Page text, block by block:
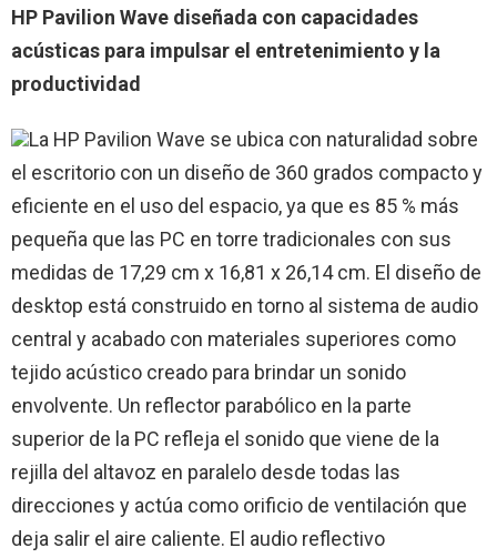
HP Pavilion Wave diseñada con capacidades
acústicas para impulsar el entretenimiento y la
productividad
La HP Pavilion Wave se ubica con naturalidad sobre
el escritorio con un diseño de 360 grados compacto y
eficiente en el uso del espacio, ya que es 85 % más
pequeña que las PC en torre tradicionales con sus
medidas de 17,29 cm x 16,81 x 26,14 cm. El diseño de
desktop está construido en torno al sistema de audio
central y acabado con materiales superiores como
tejido acústico creado para brindar un sonido
envolvente. Un reflector parabólico en la parte
superior de la PC refleja el sonido que viene de la
rejilla del altavoz en paralelo desde todas las
direcciones y actúa como orificio de ventilación que
deja salir el aire caliente. El audio reflectivo